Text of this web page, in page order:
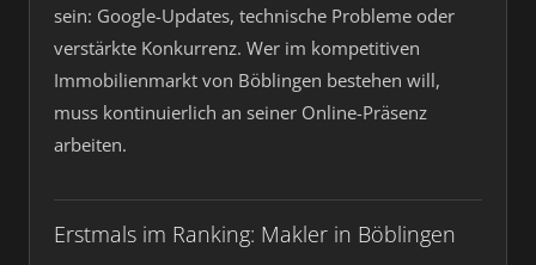
sein: Google-Updates, technische Probleme oder
verstärkte Konkurrenz. Wer im kompetitiven
Immobilienmarkt von Böblingen bestehen will,
muss kontinuierlich an seiner Online-Präsenz
arbeiten.
Erstmals im Ranking: Makler in Böblingen